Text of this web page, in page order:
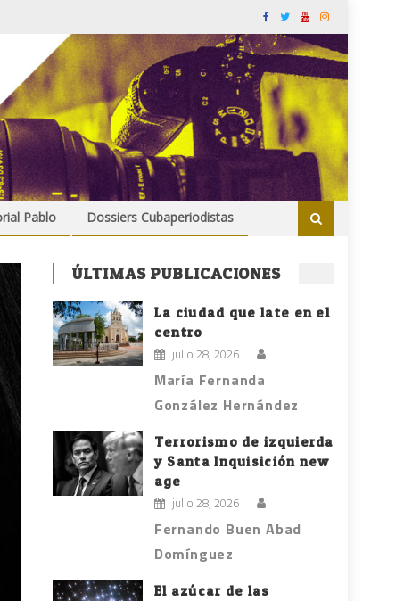
Pablo Dossiers Cubaperiodistas
ÚLTIMAS PUBLICACIONES
La ciudad que late en el
centro
julio 28, 2026
María Fernanda
González Hernández
Terrorismo de izquierda
y Santa Inquisición new
age
julio 28, 2026
Fernando Buen Abad
Domínguez
El azúcar de las